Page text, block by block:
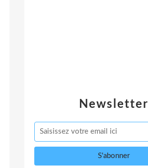
Newsletter